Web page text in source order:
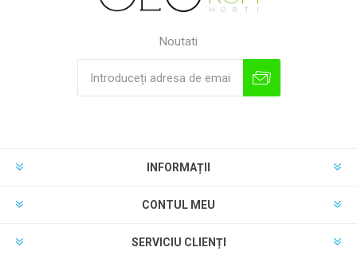
Noutati
INFORMAȚII
CONTUL MEU
SERVICIU CLIENȚI